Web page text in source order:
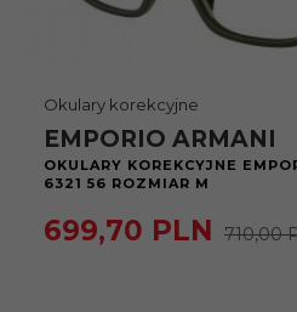
Okulary korekcyjne
EMPORIO ARMANI
OKULARY KOREKCYJNE
6321 56 ROZMIAR M
699,70 PLN 710,00